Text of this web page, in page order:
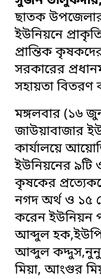
ছাতক
ইউনিয়নে
প্রান্তিক
সরকারের
সহায়তা বিতরণ
মঙ্গলবার (১৬
জাউয়াবাজার
কার্যালয়ে
ইউনিয়নের ৯টি
কৃষকের
নগদ অর্থ ও ১৫
করেন ইউনিয়ন
আব্দুল
আব্দুল কদ্দুস,নুনু
মিয়া, আংগুর